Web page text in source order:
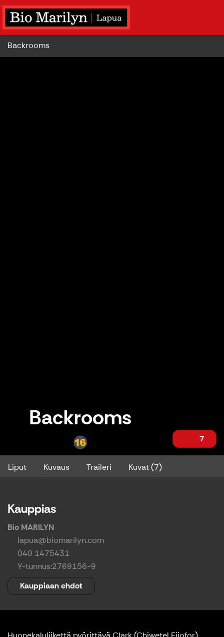
Backrooms
Backrooms
7
Liput Kuvaus Traileri Kuvat (7)
Kauppias
Bio MARILYN
lapua@biomarilyn.com
040 1475431
Y-tunnus:2769156-9
Kauppiaan ehdot